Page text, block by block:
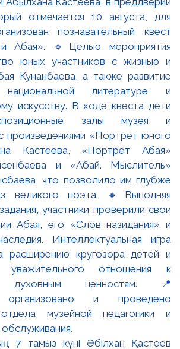
отмечается 10 августа, для
познавательный квест
Абая». 🔹Целью мероприятия
юных участников с жизнью и
Кунанбаева, а также развитие
литературе и
искусству. В ходе квеста дети
залы музея и
произведениями «Портрет юного
Кастеева, «Портрет Абая»
и «Абай. Мыслитель»
что позволило им глубже
великого поэта. 🔸Выполняя
участники проверили свои
Абая, его «Слов назидания» и
Интеллектуальная игра
расширению кругозора детей и
уважительного отношения к
духовным ценностям. 📍
организовано и проведено
музейной педагогики и